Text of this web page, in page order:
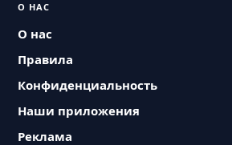
О НАС
О нас
Правила
Конфиденциальность
Наши приложения
Реклама